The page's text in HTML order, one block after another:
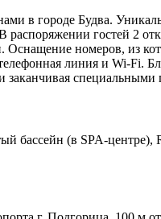
в городе Будва.
распоряжении гостей 2
номеров, из
линия и Wi-Fi.
бассейн (в SPA-